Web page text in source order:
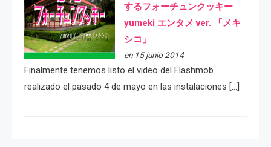
するフォーチュンクッキー
yumeki エンタメ ver. 「メキ
シコ」
en 15 junio 2014
Finalmente tenemos listo el video del Flashmob
realizado el pasado 4 de mayo en las instalaciones […]